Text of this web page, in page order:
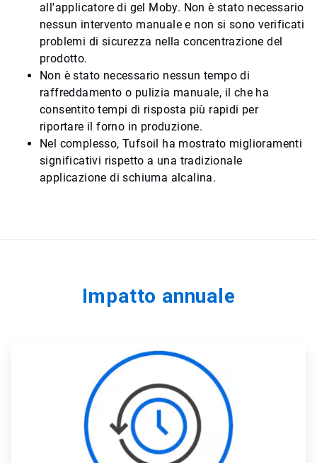
all'applicatore di gel Moby. Non è stato necessario
nessun intervento manuale e non si sono verificati
problemi di sicurezza nella concentrazione del
prodotto.
Non è stato necessario nessun tempo di
raffreddamento o pulizia manuale, il che ha
consentito tempi di risposta più rapidi per
riportare il forno in produzione.
Nel complesso, Tufsoil ha mostrato miglioramenti
significativi rispetto a una tradizionale
applicazione di schiuma alcalina.
Impatto annuale
ArticleTile
4